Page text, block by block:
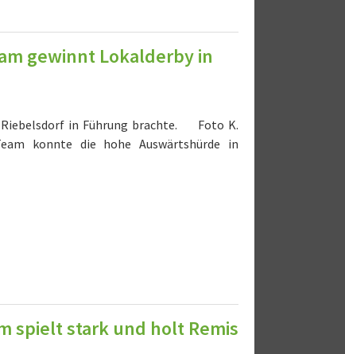
gewinnt Lokalderby in
Riebelsdorf in Führung brachte. Foto K.
konnte die hohe Auswärtshürde in
spielt stark und holt Remis